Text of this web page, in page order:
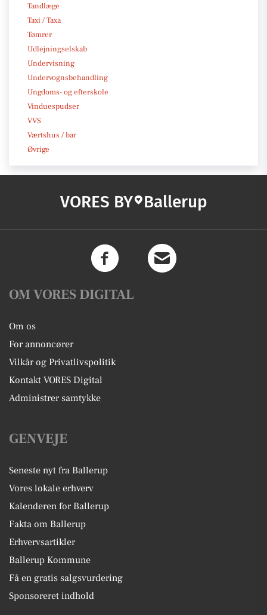
Tandlæge
Taxi / Taxa
Tømrer
Udlejningselskab
Undervisning
Undervognsbehandling
Ungdoms- og efterskole
Vinduespudser
VVS
Værtshus / bar
Øvrige
VORES BY Ballerup
OM VORES DIGITAL
Om os
For annoncører
Vilkår og Privatlivspolitik
Kontakt VORES Digital
Administrer samtykke
GENVEJE
Seneste nyt fra Ballerup
Vores lokale erhverv
Kalenderen for Ballerup
Fakta om Ballerup
Erhvervsartikler
Ballerup Kommune
Få en gratis salgsvurdering
Sponsoreret indhold